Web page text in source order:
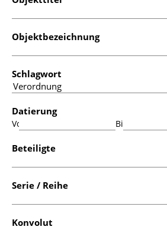
Objektbezeichnung
Schlagwort
Datierung
Von: Bis:
Beteiligte
Serie / Reihe
Konvolut